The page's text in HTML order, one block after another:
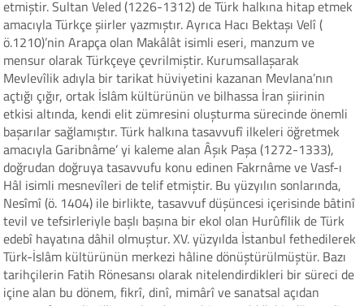
etmiştir. Sultan Veled (1226-1312) de Türk halkına hitap etmek
amacıyla Türkçe şiirler yazmıştır. Ayrıca Hacı Bektaşı Velî (
ö.1210)’nin Arapça olan Makâlât isimli eseri, manzum ve
mensur olarak Türkçeye çevrilmiştir. Kurumsallaşarak
Mevlevîlik adıyla bir tarikat hüviyetini kazanan Mevlana’nın
açtığı çığır, ortak İslâm kültürünün ve bilhassa İran şiirinin
etkisi altında, kendi elit zümresini oluşturma sürecinde önemli
başarılar sağlamıştır. Türk halkına tasavvufî ilkeleri öğretmek
amacıyla Garibnâme’ yi kaleme alan Âşık Paşa (1272-1333),
doğrudan doğruya tasavvufu konu edinen Fakrnâme ve Vasf-ı
Hâl isimli mesnevîleri de telif etmiştir. Bu yüzyılın sonlarında,
Nesîmî (ö. 1404) ile birlikte, tasavvuf düşüncesi içerisinde bâtinî
tevil ve tefsirleriyle başlı başına bir ekol olan Hurûfîlik de Türk
edebî hayatına dâhil olmuştur. XV. yüzyılda İstanbul fethedilerek
Türk-İslâm kültürünün merkezi hâline dönüştürülmüştür. Bazı
tarihçilerin Fatih Rönesansı olarak nitelendirdikleri bir süreci de
içine alan bu dönem, fikrî, dinî, mimârî ve sanatsal açıdan